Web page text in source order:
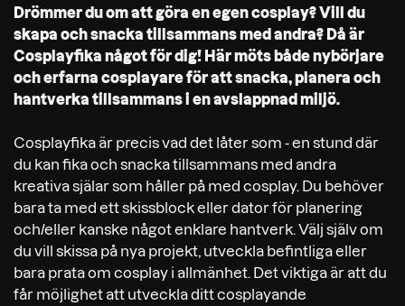
Drömmer du om att göra en egen cosplay? Vill du
skapa och snacka tillsammans med andra? Då är
Cosplayfika något för dig! Här möts både nybörjare
och erfarna cosplayare för att snacka, planera och
hantverka tillsammans i en avslappnad miljö.
Cosplayfika är precis vad det låter som - en stund där
du kan fika och snacka tillsammans med andra
kreativa själar som håller på med cosplay. Du behöver
bara ta med ett skissblock eller dator för planering
och/eller kanske något enklare hantverk. Välj själv om
du vill skissa på nya projekt, utveckla befintliga eller
bara prata om cosplay i allmänhet. Det viktiga är att du
får möjlighet att utveckla ditt cosplayande